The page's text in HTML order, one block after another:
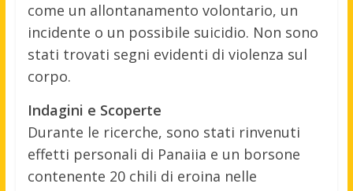
come un allontanamento volontario, un
incidente o un possibile suicidio. Non sono
stati trovati segni evidenti di violenza sul
corpo.
Indagini e Scoperte
Durante le ricerche, sono stati rinvenuti
effetti personali di Panaiia e un borsone
contenente 20 chili di eroina nelle